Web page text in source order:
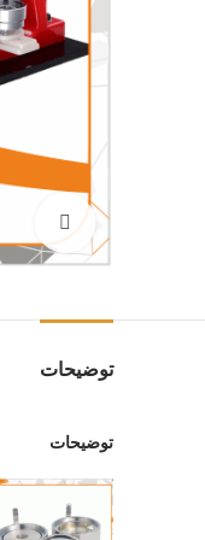
توضیحات
توضیحات